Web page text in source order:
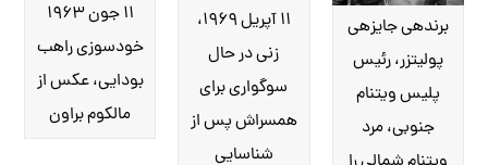
۱۱ جون ۱۹۶۳
خودسوزی راهب
بودایی، عکس از
مالکوم براون
۱۱ آپریل ۱۹۶۹،
زنی در حال
سوگواری برای
همسراش پس از
شناسایی
برنده‎ی جایزه‎ی
پولیتزر، رئیس
پلیس ویتنام
جنوبی، مرد